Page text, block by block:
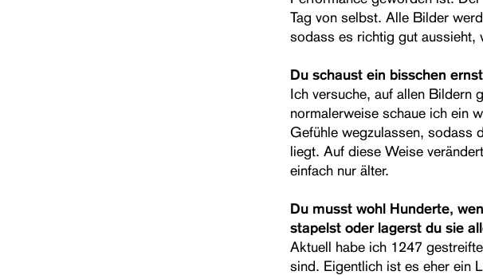
Tag von selbst. Alle Bilder
sodass es richtig gut aussieht,
Du schaust ein bisschen
Ich versuche, auf allen Bildern
normalerweise schaue ich ein
Gefühle wegzulassen, sodass
liegt. Auf diese Weise
einfach nur älter.
Du musst wohl Hunderte,
stapelst oder lagerst du sie
Aktuell habe ich 1247
sind. Eigentlich ist es eher ein